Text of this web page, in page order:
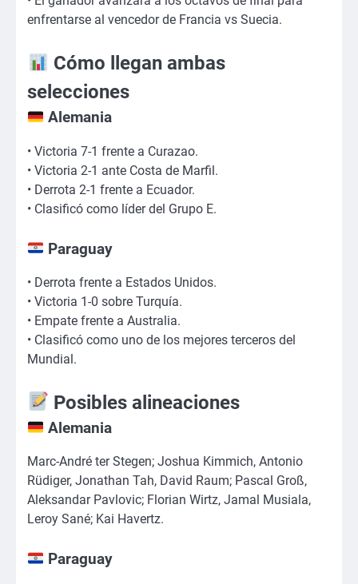
enfrentarse al vencedor de Francia vs Suecia.
Cómo llegan ambas
selecciones
Alemania
• Victoria 7-1 frente a Curazao.
• Victoria 2-1 ante Costa de Marfil.
• Derrota 2-1 frente a Ecuador.
• Clasificó como líder del Grupo E.
Paraguay
• Derrota frente a Estados Unidos.
• Victoria 1-0 sobre Turquía.
• Empate frente a Australia.
• Clasificó como uno de los mejores terceros del
Mundial.
Posibles alineaciones
Alemania
Marc-André ter Stegen; Joshua Kimmich, Antonio
Rüdiger, Jonathan Tah, David Raum; Pascal Groß,
Aleksandar Pavlovic; Florian Wirtz, Jamal Musiala,
Leroy Sané; Kai Havertz.
Paraguay